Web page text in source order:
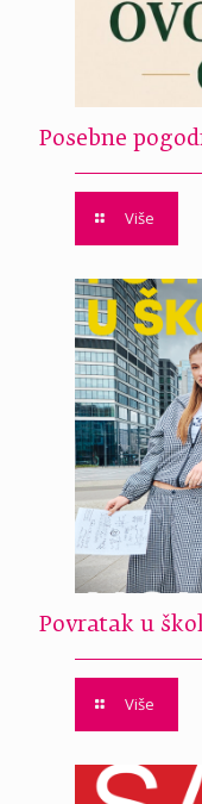
Posebne
Više
Povratak u
Više